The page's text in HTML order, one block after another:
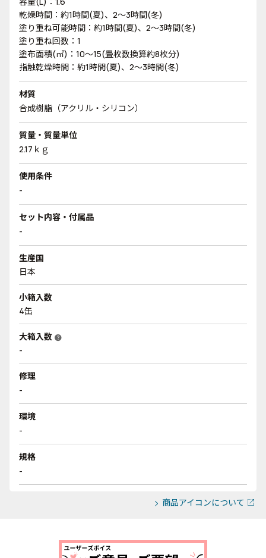
乾燥時間：約1時間(夏)、2～3時間(冬)
塗り重ね可能時間：約1時間(夏)、2～3時間(冬)
塗り重ね回数：1
塗布面積(㎡)：10～15(畳枚数換算約8枚分)
指触乾燥時間：約1時間(夏)、2～3時間(冬)
材質
合成樹脂（アクリル・シリコン）
質量・質量単位
2.17ｋｇ
使用条件
-
セット内容・付属品
-
生産国
日本
小箱入数
4缶
大箱入数 help
-
修理
-
環境
-
規格
-
商品アイコンについて